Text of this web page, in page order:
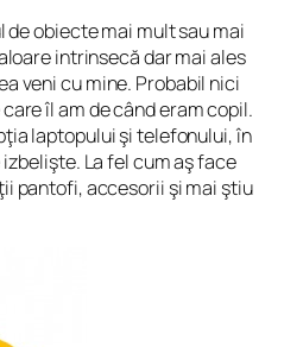
obiecte mai mult sau mai
intrinsecă dar mai ales
veni cu mine. Probabil nici
îl am de când eram copil.
laptopului şi telefonului, în
La fel cum aş face
pantofi, accesorii şi mai ştiu